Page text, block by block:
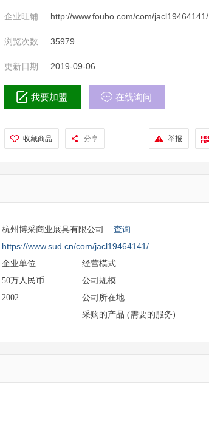
企业旺铺 http://www.foubo.com/com/jacl19464141/
浏览次数 35979
更新日期 2019-09-06
我要加盟 在线询问
收藏商品 分享 举报
杭州博采商业展具有限公司 查询
https://www.sud.cn/com/jacl19464141/
企业单位 经营模式
50万人民币 公司规模
2002 公司所在地
采购的产品 (需要的服务)